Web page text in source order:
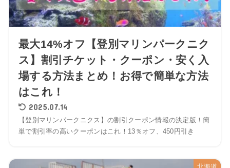
最大14%オフ【登別マリンパークニク
ス】割引チケット・クーポン・安く入
場する方法まとめ！お得で簡単な方法
はこれ！
2025.07.14
【登別マリンパークニクス】の割引クーポン情報の決定版！簡
単で割引率の高いクーポンはこれ！13％オフ、450円引き